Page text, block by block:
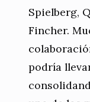
Spielberg,
Fincher.
podría